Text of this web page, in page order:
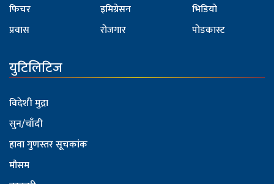
फिचर
प्रवास
इमिग्रेसन
रोजगार
भिडियो
पोडकास्ट
युटिलिटिज
विदेशी मुद्रा
सुन/चाँदी
हावा गुणस्तर सूचकांक
मौसम